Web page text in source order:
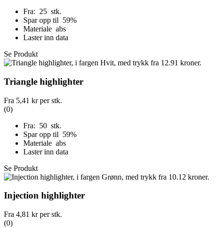
Fra: 25 stk.
Spar opp til 59%
Materiale abs
Laster inn data
Se Produkt
Triangle highlighter
Fra 5,41 krper stk.
(0)
Fra: 50 stk.
Spar opp til 59%
Materiale abs
Laster inn data
Se Produkt
Injection highlighter
Fra 4,81 krper stk.
(0)